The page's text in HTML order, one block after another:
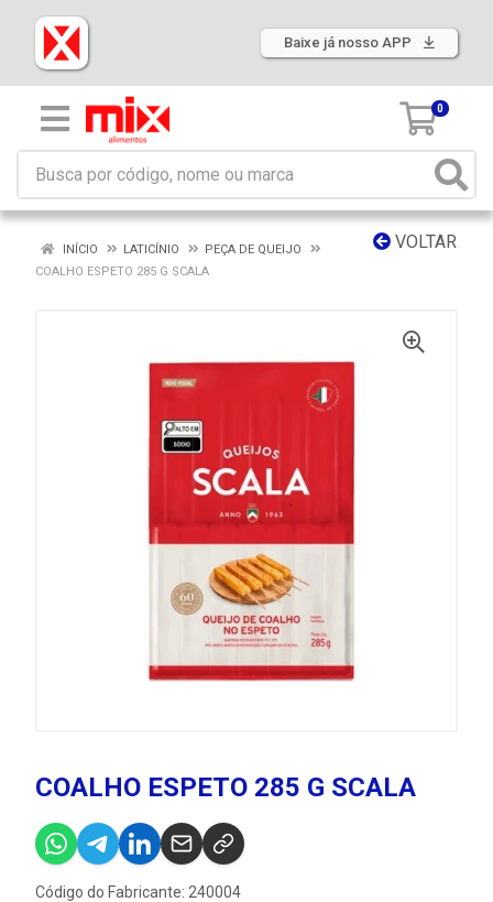
Baixe já nosso APP
0
VOLTAR
INÍCIO LATICÍNIO
PEÇA DE QUEIJO
COALHO ESPETO 285 G SCALA
COALHO ESPETO 285 G SCALA
Código do Fabricante: 240004